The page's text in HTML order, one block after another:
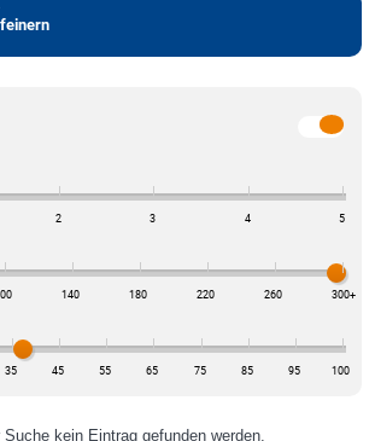
Suche kein Eintrag gefunden werden.
2 3 4 5
140 180 220 260 300+
35 45 55 65 75 85 95 100